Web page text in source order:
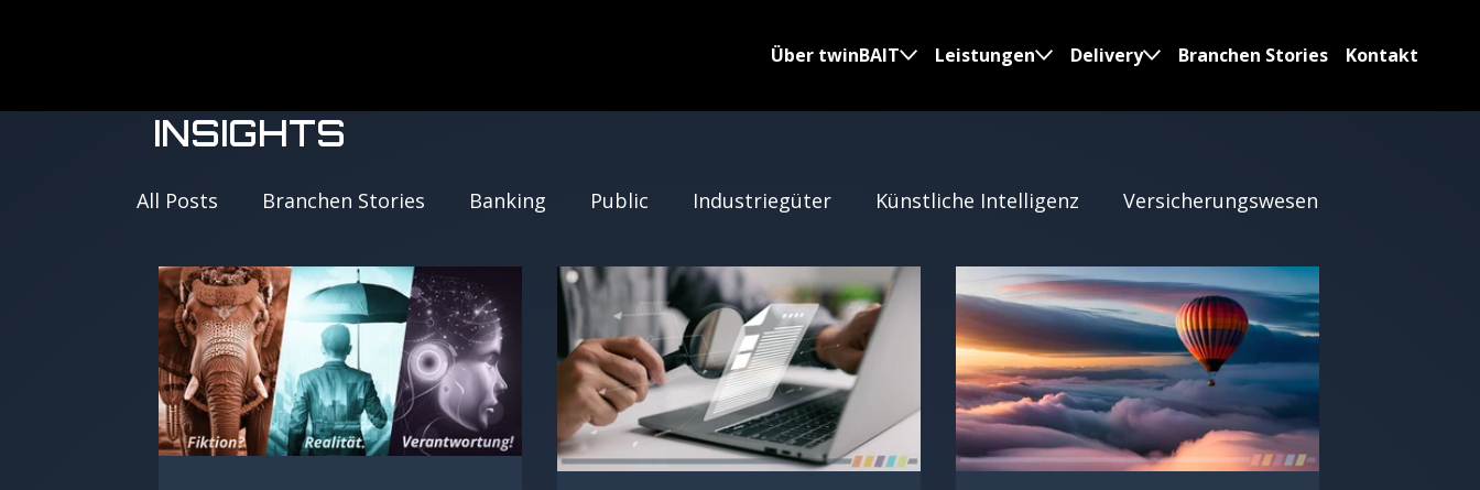
Über twinBAIT Leistungen Delivery Branchen Stories Kontakt
INSIGHTS
All Posts Branchen Stories Banking Public Industriegüter Künstliche Intelligenz Versicherungswesen
twinBAIT Insights IT Modernisierung Healthcare KI in der Softwareentwicklung